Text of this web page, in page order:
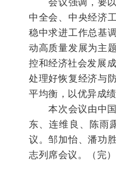
中全会、中央经济
稳中求进工作总基
动高质量发展为主
控和经济社会发展
处理好恢复经济与
平均衡，以优异成
本次会议由中国
东、连维良、陈雨
议。邹加怡、潘功
志列席会议。（完）